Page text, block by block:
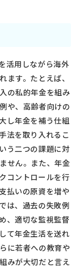
活用しながら海外
ます。たとえば、
の私的年金を組み
や、高齢者向けの
し年金を補う仕組
法を取り入れるこ
う二つの課題に対
せん。また、年金
コントロールを行
払いの原資を増や
は、過去の失敗例
、適切な監視監督
て年金生活を送れ
に若者への教育や
みが大切だと言え